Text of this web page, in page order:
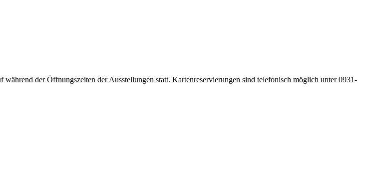
der Öffnungszeiten der Ausstellungen statt. Kartenreservierungen sind telefonisch möglich unter 0931-